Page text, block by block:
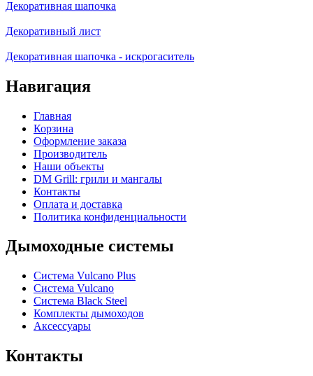
Декоративная шапочка
Декоративный лист
Декоративная шапочка - искрогаситель
Навигация
Главная
Корзина
Оформление заказа
Производитель
Наши объекты
DM Grill: грили и мангалы
Контакты
Оплата и доставка
Политика конфиденциальности
Дымоходные системы
Система Vulcano Plus
Система Vulcano
Система Black Steel
Комплекты дымоходов
Аксессуары
Контакты